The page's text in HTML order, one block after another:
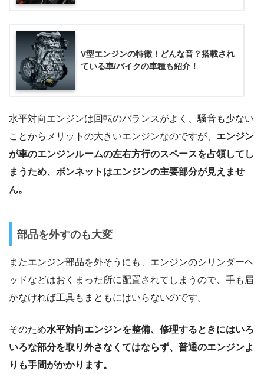
V型エンジンの特徴！どんな音？搭載され
ている車/バイクの車種も紹介！
水平対向エンジンは回転のバランスがよく、騒音も少ない
ことからメリットの大きいエンジンなのですが、 エンジン
が車のエンジンルームの左右方行のスペースを占領してし
まうため、ボンネットはエンジンの主要部分が見えませ
ん。
部品を外すのも大変
またエンジン部品を外そうにも、エンジンのシリンダーヘ
ッドなどはおくまった所に配置されてしまうので、手も届
かなければ工具もまともにはいらないのです。
そのため水平対向エンジンを整備、修理するときにはいろ
いろな部分を取り外さなくてはならず、普通のエンジンよ
りも手間がかかります。